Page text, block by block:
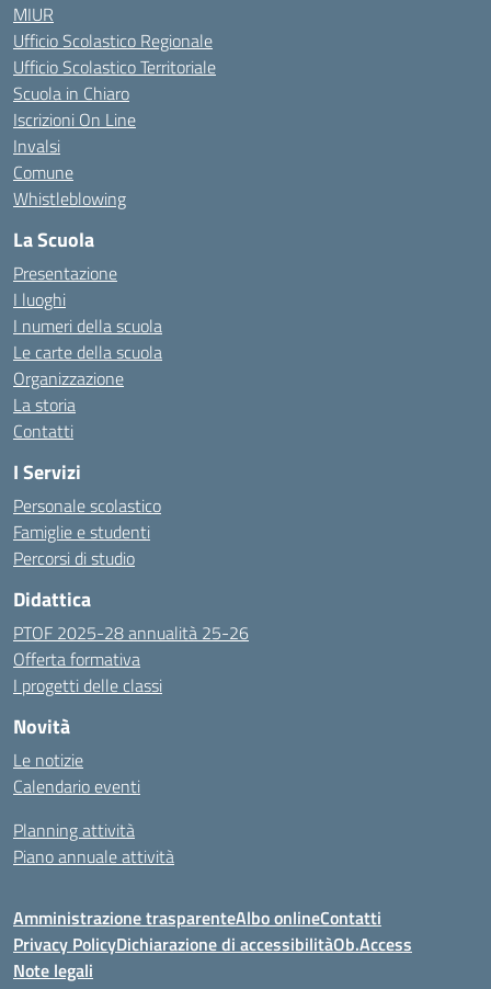
MIUR
Ufficio Scolastico Regionale
Ufficio Scolastico Territoriale
Scuola in Chiaro
Iscrizioni On Line
Invalsi
Comune
Whistleblowing
La Scuola
Presentazione
I luoghi
I numeri della scuola
Le carte della scuola
Organizzazione
La storia
Contatti
I Servizi
Personale scolastico
Famiglie e studenti
Percorsi di studio
Didattica
PTOF 2025-28 annualità 25-26
Offerta formativa
I progetti delle classi
Novità
Le notizie
Calendario eventi
Planning attività
Piano annuale attività
Amministrazione trasparenteAlbo onlineContatti
Privacy PolicyDichiarazione di accessibilitàOb.Access
Note legali